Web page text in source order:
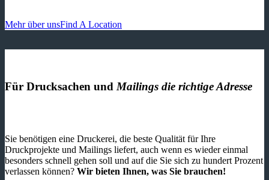
Mehr über unsFind A Location
Für Drucksachen und Mailings die richtige Adresse
Sie benötigen eine Druckerei, die beste ­Qualität für Ihre
Druckprojekte und Mailings liefert, auch wenn es wieder einmal
besonders schnell gehen soll und auf die Sie sich zu hundert Prozent
verlassen können? Wir bieten Ihnen, was Sie brauchen!